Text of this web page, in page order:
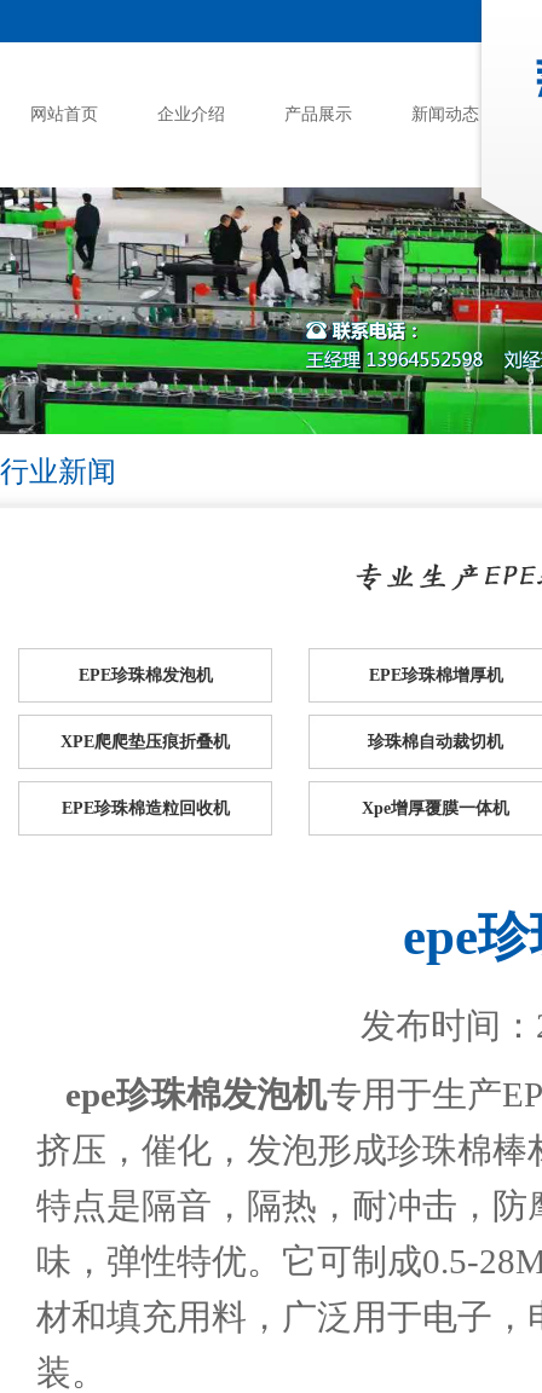
网站首页 企业介绍 产品展示 新闻动态
行业新闻
EPE珍珠棉发泡机 EPE珍珠棉增厚机
XPE爬爬垫压痕折叠机 珍珠棉自动裁切机
EPE珍珠棉造粒回收机 Xpe增厚覆膜一体机
epe
发布时间：
epe珍珠棉发泡机专用于生产
挤压，催化，发泡形成珍珠棉
特点是隔音，隔热，耐冲击，
味，弹性特优。它可制成0.5-
材和填充用料，广泛用于电子
装。